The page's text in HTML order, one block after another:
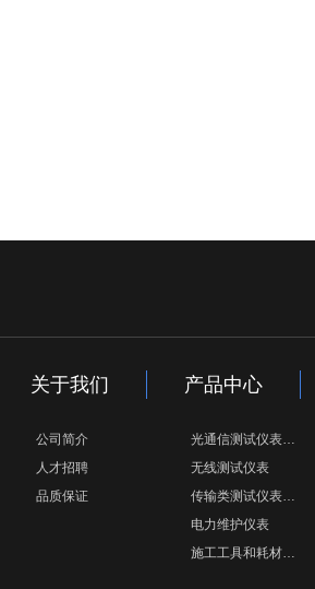
关于我们
公司简介
人才招聘
品质保证
产品中心
光通信测试仪表…
无线测试仪表
传输类测试仪表…
电力维护仪表
施工工具和耗材…